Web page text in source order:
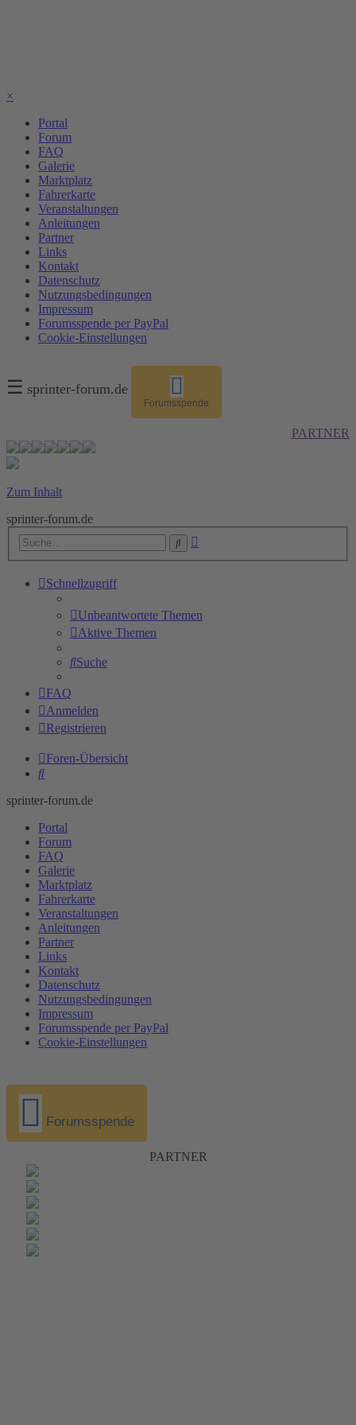
×
Portal
Forum
FAQ
Galerie
Marktplatz
Fahrerkarte
Veranstaltungen
Anleitungen
Partner
Links
Kontakt
Datenschutz
Nutzungsbedingungen
Impressum
Forumsspende per PayPal
Cookie-Einstellungen
☰ sprinter-forum.de
Forumsspende
PARTNER
Zum Inhalt
sprinter-forum.de
Suche
Schnellzugriff
Unbeantwortete Themen
Aktive Themen
Suche
FAQ
Anmelden
Registrieren
Foren-Übersicht
Suche
sprinter-forum.de
Portal
Forum
FAQ
Galerie
Marktplatz
Fahrerkarte
Veranstaltungen
Anleitungen
Partner
Links
Kontakt
Datenschutz
Nutzungsbedingungen
Impressum
Forumsspende per PayPal
Cookie-Einstellungen
Forumsspende
PARTNER